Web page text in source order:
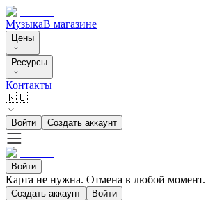
МузыкаВ магазине
Цены
Ресурсы
Контакты
🇷🇺
Войти Создать аккаунт
Войти
Карта не нужна. Отмена в любой момент.
Создать аккаунт Войти